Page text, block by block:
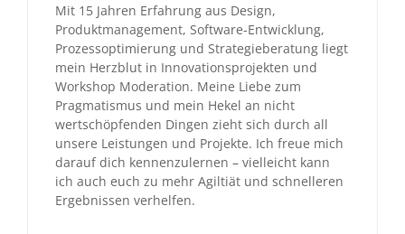
Mit 15 Jahren Erfahrung aus Design,
Produktmanagement, Software-Entwicklung,
Prozessoptimierung und Strategieberatung liegt
mein Herzblut in Innovationsprojekten und
Workshop Moderation. Meine Liebe zum
Pragmatismus und mein Hekel an nicht
wertschöpfenden Dingen zieht sich durch all
unsere Leistungen und Projekte. Ich freue mich
darauf dich kennenzulernen – vielleicht kann
ich auch euch zu mehr Agiltiät und schnelleren
Ergebnissen verhelfen.